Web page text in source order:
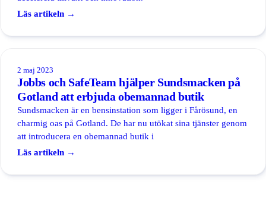
Läs artikeln →
2 maj 2023
Jobbs och SafeTeam hjälper Sundsmacken på
Gotland att erbjuda obemannad butik
Sundsmacken är en bensinstation som ligger i Fårösund, en
charmig oas på Gotland. De har nu utökat sina tjänster genom
att introducera en obemannad butik i
Läs artikeln →